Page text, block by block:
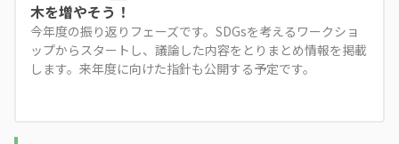
木を増やそう！
今年度の振り返りフェーズです。SDGsを考えるワークショ
ップからスタートし、議論した内容をとりまとめ情報を掲載
します。来年度に向けた指針も公開する予定です。